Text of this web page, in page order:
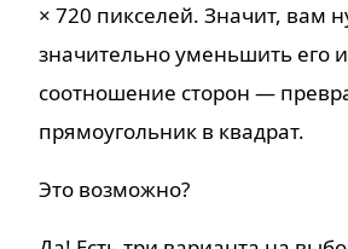
× 720 пикселей. Значит, вам
значительно уменьшить его
соотношение сторон —
прямоугольник в квадрат.
Это возможно?